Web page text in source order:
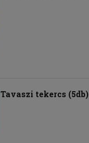
Tavaszi tekercs (5db)